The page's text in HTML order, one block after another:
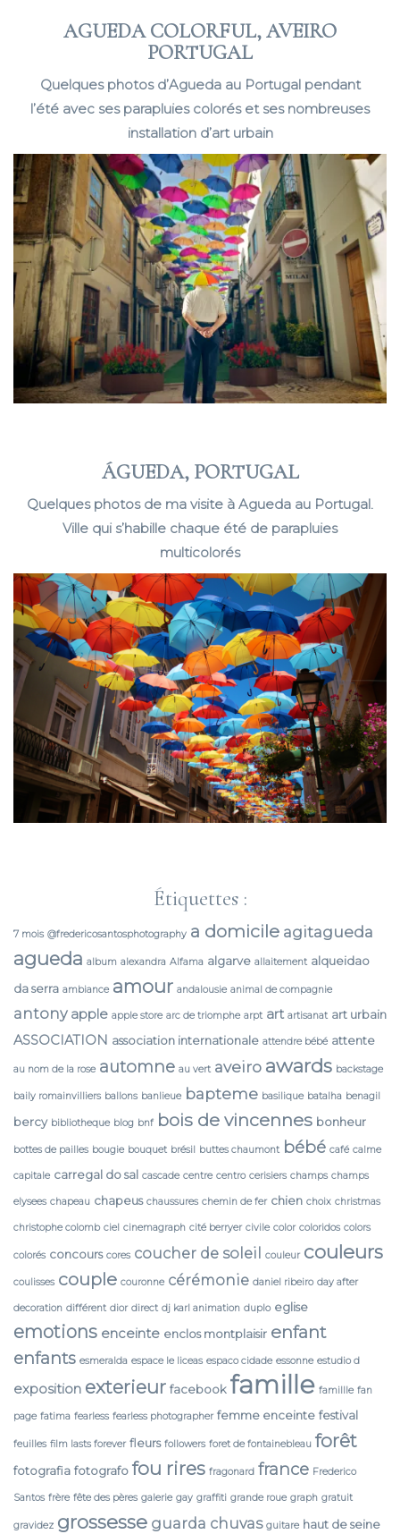
AGUEDA COLORFUL, AVEIRO
PORTUGAL
Quelques photos d’Agueda au Portugal pendant
l’été avec ses parapluies colorés et ses nombreuses
installation d’art urbain
ÁGUEDA, PORTUGAL
Quelques photos de ma visite à Agueda au Portugal.
Ville qui s’habille chaque été de parapluies
multicolorés
Étiquettes :
7 mois @fredericosantosphotography a domicile agitagueda
agueda album alexandra Alfama algarve allaitement alqueidao
da serra ambiance amour andalousie animal de compagnie
antony apple apple store arc de triomphe arpt art artisanat art urbain
ASSOCIATION association internationale attendre bébé attente
au nom de la rose automne au vert aveiro awards backstage
baily romainvilliers ballons banlieue bapteme basilique batalha benagil
bercy bibliotheque blog bnf bois de vincennes bonheur
bottes de pailles bougie bouquet brésil buttes chaumont bébé café calme
capitale carregal do sal cascade centre centro cerisiers champs champs
elysees chapeau chapeus chaussures chemin de fer chien choix christmas
christophe colomb ciel cinemagraph cité berryer civile color coloridos colors
colorés concours cores coucher de soleil couleur couleurs
coulisses couple couronne cérémonie daniel ribeiro day after
decoration différent dior direct dj karl animation duplo eglise
emotions enceinte enclos montplaisir enfant
enfants esmeralda espace le liceas espaco cidade essonne estudio d
exposition exterieur facebook famille famillle fan
page fatima fearless fearless photographer femme enceinte festival
feuilles film lasts forever fleurs followers foret de fontainebleau forêt
fotografia fotografo fou rires fragonard france Frederico
Santos frère fête des pères galerie gay graffiti grande roue graph gratuit
gravidez grossesse guarda chuvas guitare haut de seine